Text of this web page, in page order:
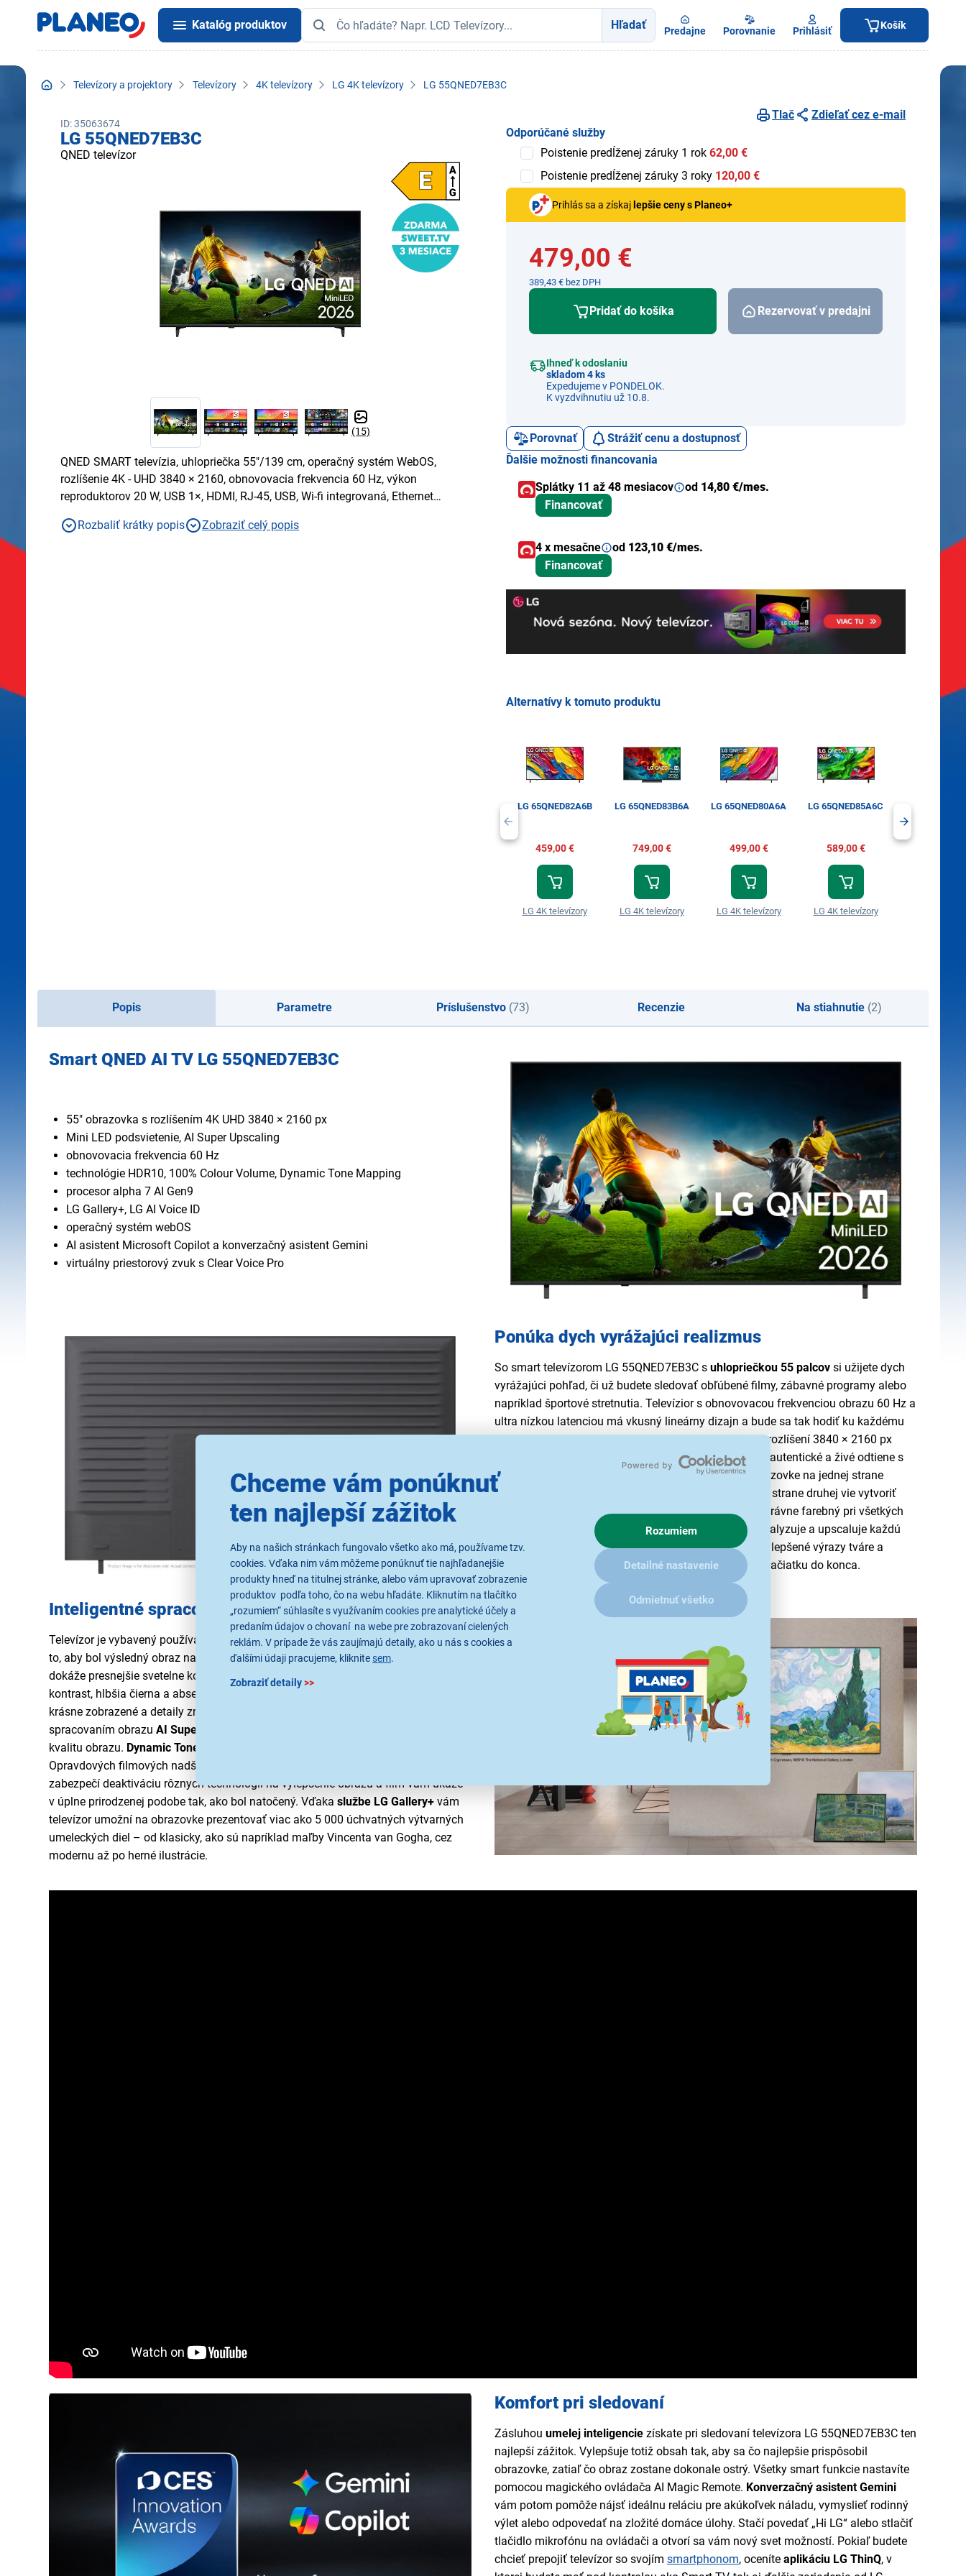
Chceme vám ponúknuť
ten najlepší zážitok
Aby na našich stránkach fungovalo všetko ako má, používame tzv.
cookies. Vďaka nim vám môžeme ponúknuť tie najhľadanejšie
produkty hneď na titulnej stránke, alebo vám upravovať zobrazenie
produktov podľa toho, čo na webu hľadáte. Kliknutím na tlačítko
„rozumiem“ súhlasíte s využívaním cookies pre analytické účely a
predaním údajov o chovaní na webe pre zobrazovaní cielených
reklám. V prípade že vás zaujímajú detaily, ako u nás s cookies a
ďalšími údaji pracujeme, kliknite sem.
Zobraziť detaily>>
Rozumiem
Detailné nastavenie
Odmietnuť všetko
Katalóg produktov Hľadať Predajne Porovnanie Prihlásiť Košík
Televízory a projektory Televízory 4K televízory LG 4K televízory LG 55QNED7EB3C
ID: 35063674
LG 55QNED7EB3C
QNED televízor
(15)
QNED SMART televízia, uhlopriečka 55"/139 cm, operačný systém WebOS,
rozlíšenie 4K - UHD 3840 × 2160, obnovovacia frekvencia 60 Hz, výkon
reproduktorov 20 W, USB 1×, HDMI, RJ-45, USB, Wi-fi integrovaná, Ethernet
Rozbaliť krátky popis
Zobraziť celý popis
Tlač
Zdieľať cez e-mail
Odporúčané služby
Poistenie predĺženej záruky 1 rok 62,00 €
Poistenie predĺženej záruky 3 roky 120,00 €
Prihlás sa a získaj lepšie ceny s Planeo+
479,00 €
389,43 € bez DPH
Pridať do košíka
Ihneď k odoslaniu
skladom 4 ks
Expedujeme v PONDELOK.
K vyzdvihnutiu už 10.8.
Rezervovať v predajni
Porovnať
Strážiť cenu a dostupnosť
Ďalšie možnosti financovania
Splátky 11 až 48 mesiacov
od 14,80 €/mes.
Financovať
4 x mesačne od 123,10 €/mes.
Financovať
Alternatívy k tomuto produktu
LG 65QNED82A6B
459,00 €
LG 4K televízory
LG 65QNED83B6A
749,00 €
LG 4K televízory
LG 65QNED80A6A
499,00 €
LG 4K televízory
LG 65QNED85A6C
589,00 €
LG 4K televízory
Popis Parametre Príslušenstvo(73) Recenzie Na stiahnutie (2)
Smart QNED AI TV LG 55QNED7EB3C
55" obrazovka s rozlíšením 4K UHD 3840 × 2160 px
Mini LED podsvietenie, AI Super Upscaling
obnovovacia frekvencia 60 Hz
technológie HDR10, 100% Colour Volume, Dynamic Tone Mapping
procesor alpha 7 AI Gen9
LG Gallery+, LG AI Voice ID
operačný systém webOS
AI asistent Microsoft Copilot a konverzačný asistent Gemini
virtuálny priestorový zvuk s Clear Voice Pro
Ponúka dych vyrážajúci realizmus
So smart televízorom LG 55QNED7EB3C s uhlopriečkou 55 palcovsi užijete dych
vyrážajúci pohľad, či už budete sledovať obľúbené filmy, zábavné programy alebo
napríklad športové stretnutia. Televízior s obnovovacou frekvenciou obrazu 60 Hz a
ultra nízkou latenciou má vkusný lineárny dizajn a bude sa tak hodiť ku každému
interiéru. Maximálne kvalitný a pôsobivý obraz v UHD rozlíšení 3840 × 2160 px
technológia 100% Colour Volume, ktorá prináša autentické a živé odtiene s
až 100% objemom farieb. HDR10 zase dokáže na obrazovke na jednej strane
skvele prekresliť tmavé detaily na čiernom pozadí a na strane druhej vie vytvoriť
skutočne vysoký jas. Výsledný obraz je vďaka tomu správne farebný pri všetkých
Procesor alpha 7 AI Gen9potom detailne analyzuje a upscaluje každú
snímku. Technológia rozpoznávania tvárí umožňuje vylepšené výrazy tváre a
hĺbku. Všetky vaše obľúbené filmy tak budú živšie od začiatku do konca.
Inteligentné spracovanie obrazu
Televízor je vybavený používateľsky komfortnýmoperačným systémom webOS. O
to, aby bol výsledný obraz naozaj kvalitný, sa staráMini LED podsvietenie
dokáže presnejšie svetelne kopírovať zobrazovaný obsah. Výsledkom je lepší
kontrast, hlbšia čierna a absencia výrazných obrazových artefaktov. Farby sú tak
krásne zobrazené a detaily zreteľné. TV LG 55QNED7EB3C s inteligentným
spracovaním obrazu AI Super Upscaling
kvalitu obrazu. Dynamic Tone Mapping
Opravdových filmových nadšencov potom poteší režim FILMMAKER MODE, ktorý
zabezpečí deaktiváciu rôznych technológií na vylepšenie obrazu a film vám ukáže
v úplne prirodzenej podobe tak, ako bol natočený. Vďaka službe LG Gallery+ vám
televízor umožní na obrazovke prezentovať viac ako 5 000 úchvatných výtvarných
umeleckých diel – od klasicky, ako sú napríklad maľby Vincenta van Gogha, cez
modernu až po herné ilustrácie.
Komfort pri sledovaní
Zásluhou umelej inteligenciezískate pri sledovaní televízora LG 55QNED7EB3C ten
najlepší zážitok. Vylepšuje totiž obsah tak, aby sa čo najlepšie prispôsobil
obrazovke, zatiaľ čo obraz zostane dokonale ostrý. Všetky smart funkcie nastavíte
pomocou magického ovládača AI Magic Remote. Konverzačný asistent Gemini
vám potom pomôže nájsť ideálnu reláciu pre akúkoľvek náladu, vymyslieť rodinný
výlet alebo odpovedať na zložité domáce úlohy. Stačí povedať „Hi LG“ alebo stlačiť
tlačidlo mikrofónu na ovládači a otvorí sa vám nový svet možností. Pokiaľ budete
chcieť prepojiť televízor so svojím smartphonom, oceníte aplikáciu LG ThinQ, v